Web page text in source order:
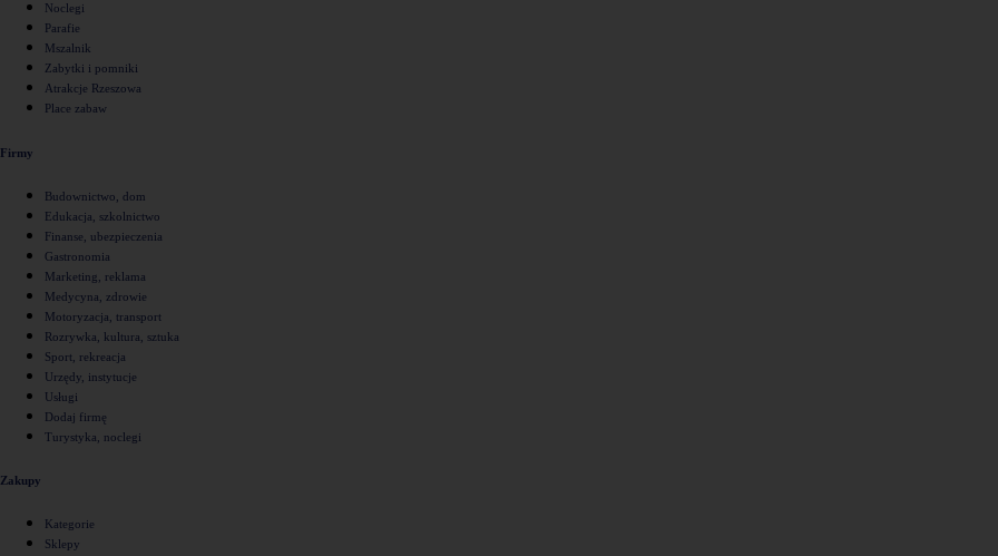
Noclegi
Parafie
Mszalnik
Zabytki i pomniki
Atrakcje Rzeszowa
Place zabaw
Firmy
Budownictwo, dom
Edukacja, szkolnictwo
Finanse, ubezpieczenia
Gastronomia
Marketing, reklama
Medycyna, zdrowie
Motoryzacja, transport
Rozrywka, kultura, sztuka
Sport, rekreacja
Urzędy, instytucje
Usługi
Dodaj firmę
Turystyka, noclegi
Zakupy
Kategorie
Sklepy